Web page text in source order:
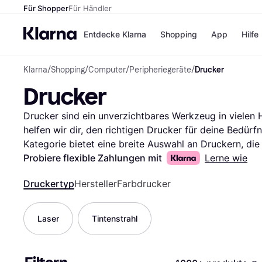
Für ShopperFür Händler
Entdecke Klarna
Zahlungsmethoden
Bezahle in 3
Teilzahlungen
Bezahle in bis zu 30
Tagen
Ratenzahlung
Shopping
Shops
Temu
SHEIN
App Hilfe
Klarna/Shopping/Computer/Peripheriegeräte/Drucker
Drucker
Drucker sind ein unverzichtbares Werkzeug in vielen
helfen wir dir, den richtigen Drucker für deine
Kategorie bietet eine breite Auswahl an Druckern,
durchsuchen kannst. Egal, ob du nach einem
auch nach Marke, Preis und Nutzerbewertungen
verfeinern. So findest du genau den Drucker, der
Bewertungen anderer Nutzer, um mehr über deren
überlegte Entscheidung zu treffen. Beginne deine
Probiere flexible Zahlungen mit Lerne wie
DruckertypHerstellerFarbdrucker
Laser Tintenstrahl